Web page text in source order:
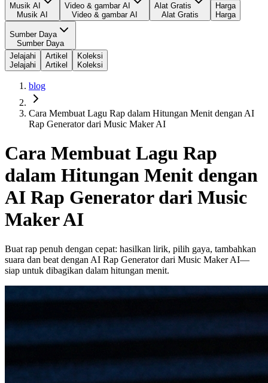
Musik AI
Musik AI
Video & gambar AI
Video & gambar AI
Alat Gratis
Alat Gratis
Harga
Harga
Sumber Daya
Sumber Daya
Jelajahi
Jelajahi
Artikel
Artikel
Koleksi
Koleksi
blog
Cara Membuat Lagu Rap dalam Hitungan Menit dengan AI
Rap Generator dari Music Maker AI
Cara Membuat Lagu Rap
dalam Hitungan Menit dengan
AI Rap Generator dari Music
Maker AI
Buat rap penuh dengan cepat: hasilkan lirik, pilih gaya, tambahkan
suara dan beat dengan AI Rap Generator dari Music Maker AI—
siap untuk dibagikan dalam hitungan menit.